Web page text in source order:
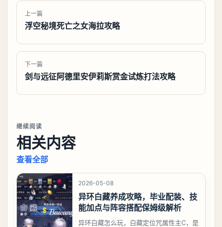
上一篇
浮空秘境死亡之女海拉攻略
下一篇
剑与远征阿德里安伊莉斯赏金试炼打法攻略
继续阅读
相关内容
查看全部
2026-05-08
异环白藏养成攻略，毕业配装、技
能加点与阵容搭配保姆级解析
异环白藏怎么玩，白藏定位咒属性主C，是